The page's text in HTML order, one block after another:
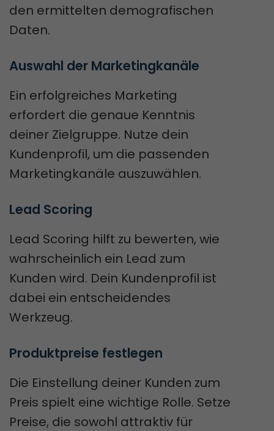
den ermittelten demografischen
Daten.
Auswahl der Marketingkanäle
Ein erfolgreiches Marketing
erfordert die genaue Kenntnis
deiner Zielgruppe. Nutze dein
Kundenprofil, um die passenden
Marketingkanäle auszuwählen.
Lead Scoring
Lead Scoring hilft zu bewerten, wie
wahrscheinlich ein Lead zum
Kunden wird. Dein Kundenprofil ist
dabei ein entscheidendes
Werkzeug.
Produktpreise festlegen
Die Einstellung deiner Kunden zum
Preis spielt eine wichtige Rolle. Setze
Preise, die sowohl attraktiv für